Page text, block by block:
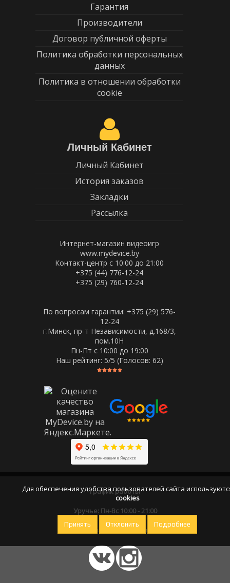
Гарантия
Производители
Договор публичной оферты
Политика обработки персональных
данных
Политика в отношении обработки
cookie
Личный Кабинет
Личный Кабинет
История заказов
Закладки
Рассылка
Интернет-магазин видеоигр
www.mydevice.by
Контакт-центр с 10:00 до 21:00
+375 (44) 776-12-24
+375 (29) 760-12-24
По вопросам гарантии: +375 (29) 576-
12-24
г.Минск, пр-т Независимости, д.168/3,
пом.10Н
Пн-Пт c 10:00 до 19:00
Наш рейтинг: 5/5 (Голосов: 62)
График работы
Уручье: Пн-Вс 10:00 - 21:00
Оставайтесь на связи
Для обеспечения удобства пользователей сайта
cookies
Принять Отклонить Подробнее